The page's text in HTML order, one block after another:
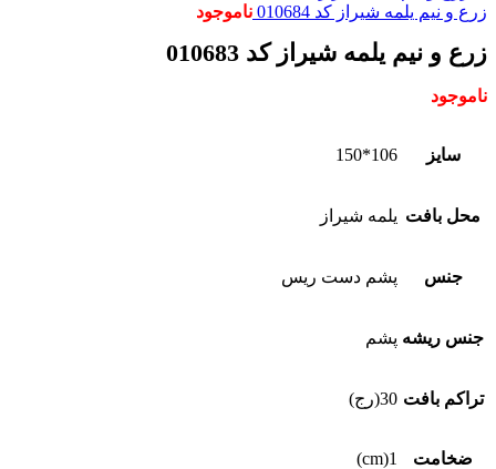
زرع و نیم یلمه شیراز کد 010684 ناموجود
زرع و نیم یلمه شیراز کد 010683
ناموجود
سایز 106*150
محل بافت یلمه شیراز
جنس پشم دست ریس
جنس ریشه پشم
تراکم بافت 30(رج)
ضخامت 1(cm)